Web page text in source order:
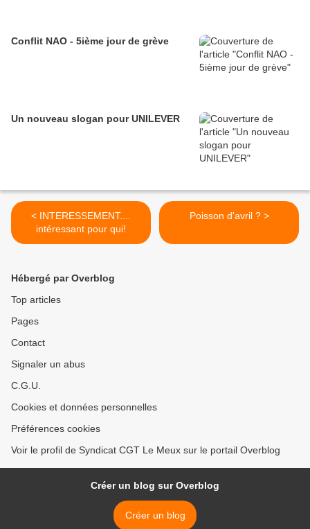
Conflit NAO - 5ième jour de grève
Un nouveau slogan pour UNILEVER
< INTERESSEMENT....
intéressant pour qui!
Poisson d'avril ? >
Hébergé par Overblog
Top articles
Pages
Contact
Signaler un abus
C.G.U.
Cookies et données personnelles
Préférences cookies
Voir le profil de Syndicat CGT Le Meux sur le portail Overblog
Créer un blog sur Overblog
Créer un blog